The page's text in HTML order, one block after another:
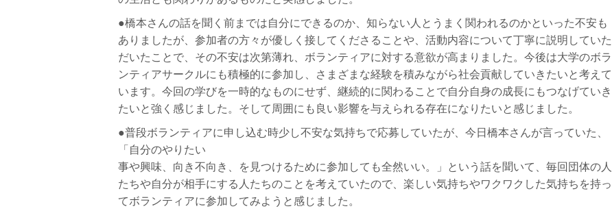
●橋本さんの話を聞く前までは⾃分にできるのか、知らない⼈とうまく関われるのかといった不安も
ありましたが、参加者の⽅々が優しく接してくださることや、活動内容について丁寧に説明していた
だいたことで、その不安は次第薄れ、ボランティアに対する意欲が⾼まりました。 今後は⼤学のボラ
ンティアサークルにも積極的に参加し、さまざまな経験を積みながら社会貢献していきたいと考えて
います。 今回の学びを⼀時的なものにせず、継続的に関わることで⾃分⾃⾝の成⻑にもつなげていき
たいと強く感じました。 そして周囲にも良い影響を与えられる存在になりたいと感じました。
●普段ボランティアに申し込む時少し不安な気持ちで応募していたが、今⽇橋本さんが⾔っていた、
「⾃分のやりたい
事や興味、向き不向き、を⾒つけるために参加しても全然いい。」という話を聞いて、毎回団体の⼈
たちや⾃分が相⼿にする⼈たちのことを考えていたので、楽しい気持ちやワクワクした気持ちを持っ
てボランティアに参加してみようと感じました。